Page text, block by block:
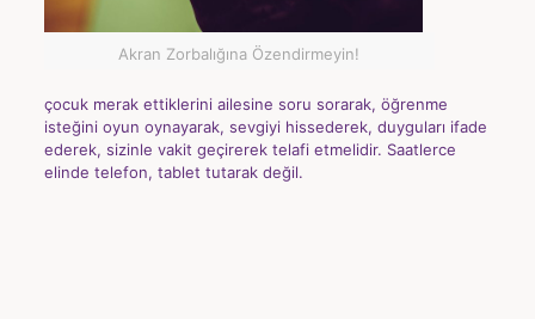
Akran Zorbalığına Özendirmeyin!
çocuk merak ettiklerini ailesine soru sorarak, öğrenme
isteğini oyun oynayarak, sevgiyi hissederek, duyguları ifade
ederek, sizinle vakit geçirerek telafi etmelidir. Saatlerce
elinde telefon, tablet tutarak değil.